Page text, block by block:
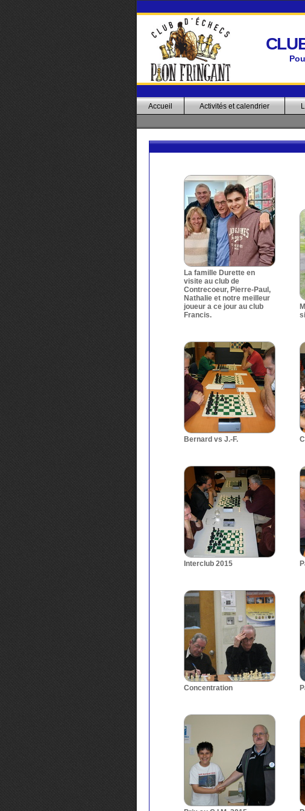
Accueil Activités et calendrier
La famille Durette en
visite au club de
Contrecoeur, Pierre-Paul,
Nathalie et notre meilleur
joueur a ce jour au club
Francis.
Bernard vs J.-F.
Interclub 2015
Concentration